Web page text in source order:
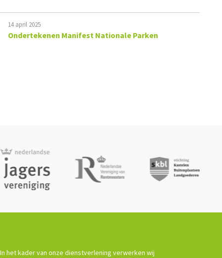
14 april 2025
Ondertekenen Manifest Nationale Parken
In het kader van onze dienstverlening verwerken wij